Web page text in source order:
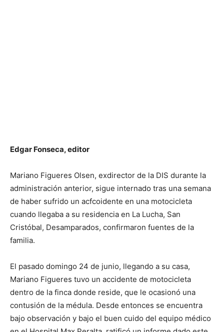
Edgar Fonseca, editor
Mariano Figueres Olsen, exdirector de la DIS durante la
administración anterior, sigue internado tras una semana
de haber sufrido un acfcoidente en una motocicleta
cuando llegaba a su residencia en La Lucha, San
Cristóbal, Desamparados, confirmaron fuentes de la
familia.
El pasado domingo 24 de junio, llegando a su casa,
Mariano Figueres tuvo un accidente de motocicleta
dentro de la finca donde reside, que le ocasionó una
contusión de la médula. Desde entonces se encuentra
bajo observación y bajo el buen cuido del equipo médico